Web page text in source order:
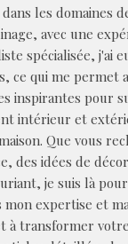
les domaines
avec une
spécialisée, j'ai
ce qui me permet
inspirantes pour
intérieur et
Que vous
des idées de
je suis là pour
mon expertise et
à transformer